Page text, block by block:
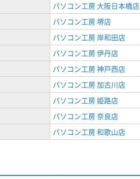
パソコン工房 大阪日本橋店
パソコン工房 堺店
パソコン工房 岸和田店
パソコン工房 伊丹店
パソコン工房 神戸西店
パソコン工房 加古川店
パソコン工房 姫路店
パソコン工房 奈良店
パソコン工房 和歌山店